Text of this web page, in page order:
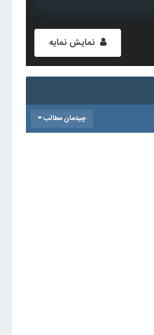
نمایش نمایه
چیدمان مطالب